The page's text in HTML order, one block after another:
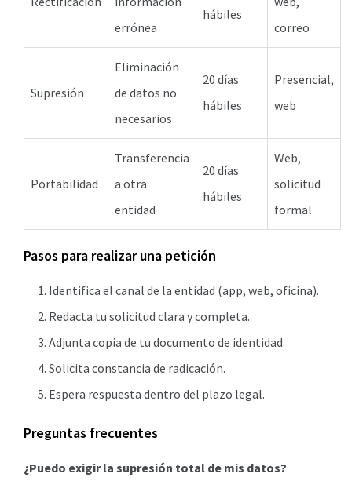
errónea
hábiles
correo
Supresión
Eliminación
de datos no
necesarios
20 días
hábiles
Presencial,
web
Portabilidad
Transferencia
a otra
entidad
20 días
hábiles
Web,
solicitud
formal
Pasos para realizar una petición
Identifica el canal de la entidad (app, web, oficina).
Redacta tu solicitud clara y completa.
Adjunta copia de tu documento de identidad.
Solicita constancia de radicación.
Espera respuesta dentro del plazo legal.
Preguntas frecuentes
¿Puedo exigir la supresión total de mis datos?